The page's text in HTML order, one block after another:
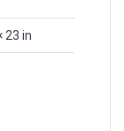
23 in